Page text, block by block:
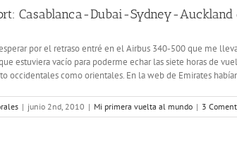
Casablanca-Dubai-Sydney-
por el retraso entré en el Airbus 340-500 que me
estuviera vacío para poderme echar las siete horas de
occidentales como orientales. En la web de Emirates
| junio 2nd, 2010 | Mi primera vuelta al mundo | 3